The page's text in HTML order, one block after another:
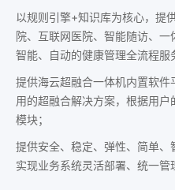
以规则引擎+知识库为核心，提
院、互联网医院、智能随访、一
智能、自动的健康管理全流程服
提供海云超融合一体机内置软
用的超融合解决方案，根据用
模块；
提供安全、稳定、弹性、简单、
实现业务系统灵活部署、统一管